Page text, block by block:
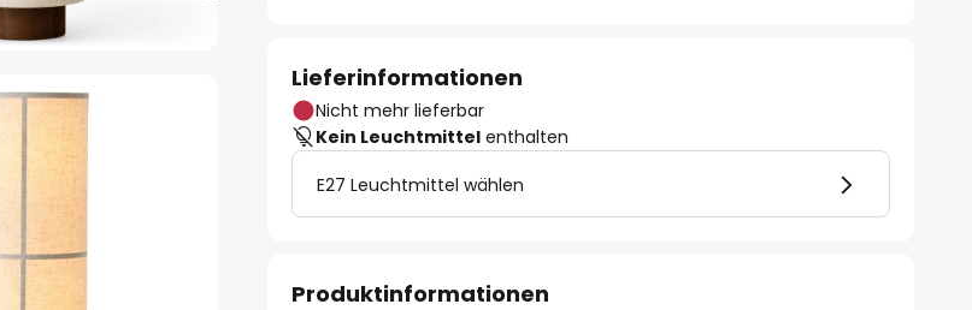
Lieferinformationen
Nicht mehr lieferbar
Kein Leuchtmittel enthalten
E27 Leuchtmittel wählen
Produktinformationen